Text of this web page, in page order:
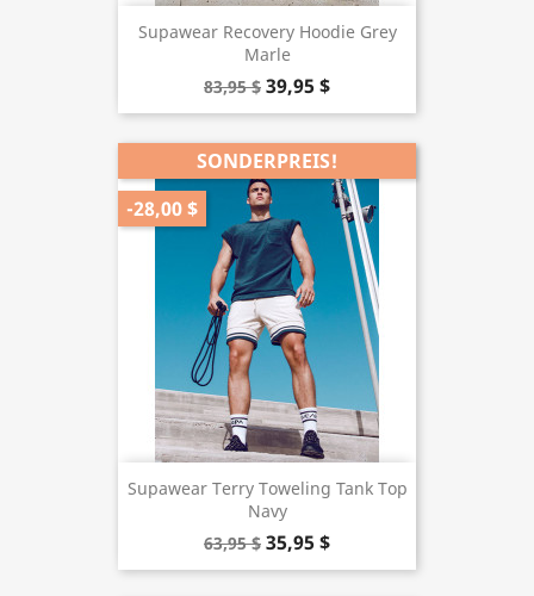
Supawear Recovery Hoodie Grey
Marle
83,95 $ 39,95 $
Supawear Terry Toweling Tank Top
Navy
63,95 $ 35,95 $
SONDERPREIS!
-28,00 $